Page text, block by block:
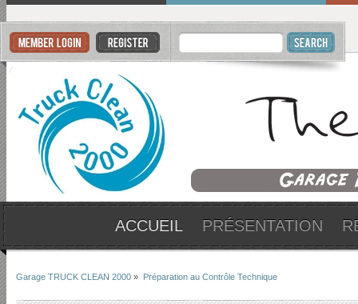
ACCUEIL PRÉSENTATION
Garage TRUCK CLEAN 2000 » Préparation au Contrôle Technique